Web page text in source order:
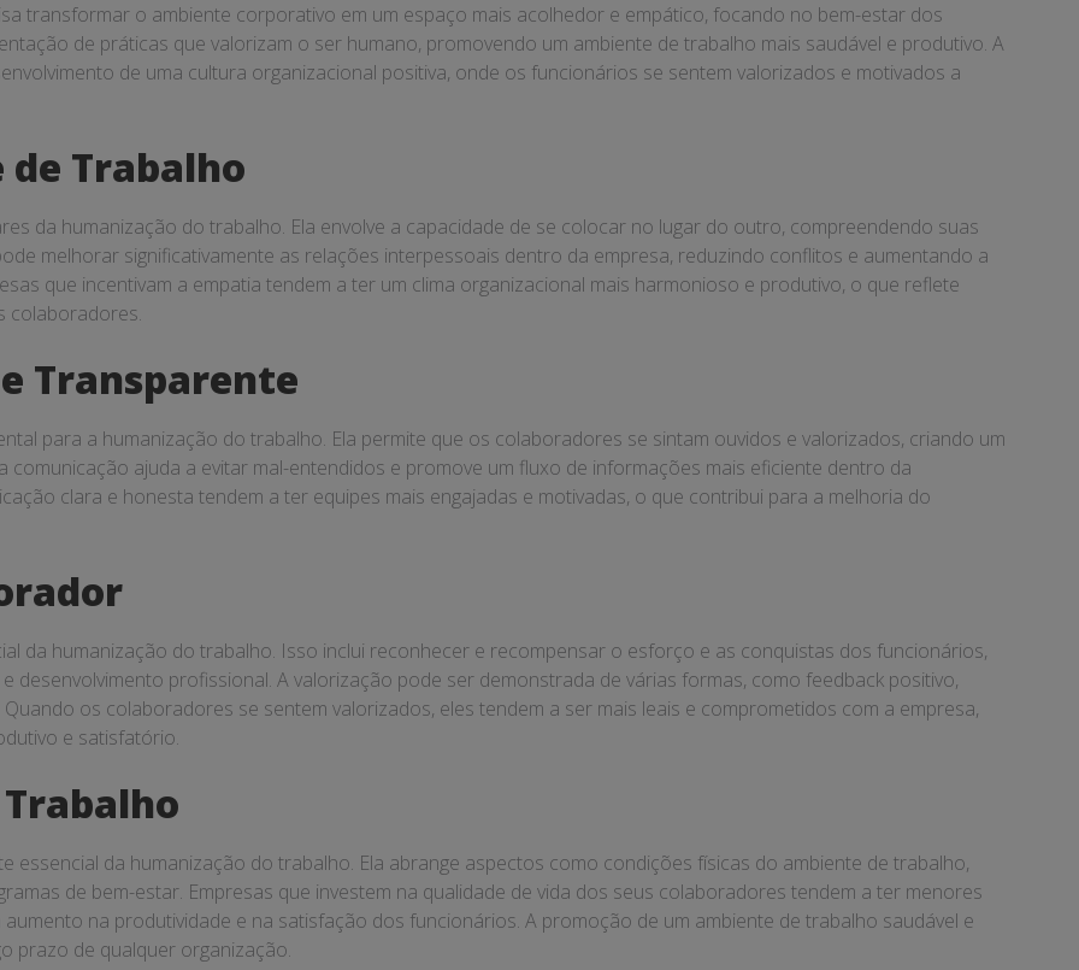
transformar o ambiente corporativo em um espaço mais acolhedor e empático, focando no bem-estar dos
de práticas que valorizam o ser humano, promovendo um ambiente de trabalho mais saudável e produtivo. A
de uma cultura organizacional positiva, onde os funcionários se sentem valorizados e motivados a
Trabalho
da humanização do trabalho. Ela envolve a capacidade de se colocar no lugar do outro, compreendendo suas
melhorar significativamente as relações interpessoais dentro da empresa, reduzindo conflitos e aumentando a
que incentivam a empatia tendem a ter um clima organizacional mais harmonioso e produtivo, o que reflete
colaboradores.
Transparente
para a humanização do trabalho. Ela permite que os colaboradores se sintam ouvidos e valorizados, criando um
comunicação ajuda a evitar mal-entendidos e promove um fluxo de informações mais eficiente dentro da
clara e honesta tendem a ter equipes mais engajadas e motivadas, o que contribui para a melhoria do
da humanização do trabalho. Isso inclui reconhecer e recompensar o esforço e as conquistas dos funcionários,
desenvolvimento profissional. A valorização pode ser demonstrada de várias formas, como feedback positivo,
os colaboradores se sentem valorizados, eles tendem a ser mais leais e comprometidos com a empresa,
e satisfatório.
essencial da humanização do trabalho. Ela abrange aspectos como condições físicas do ambiente de trabalho,
de bem-estar. Empresas que investem na qualidade de vida dos seus colaboradores tendem a ter menores
na produtividade e na satisfação dos funcionários. A promoção de um ambiente de trabalho saudável e
prazo de qualquer organização.